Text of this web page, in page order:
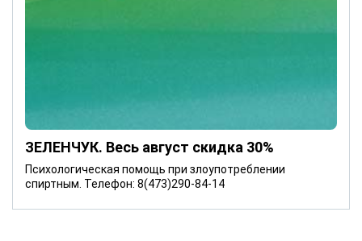
ЗЕЛЕНЧУК. Весь август скидка 30%
Психологическая помощь при злоупотреблении
спиртным. Телефон: 8(473)290-84-14